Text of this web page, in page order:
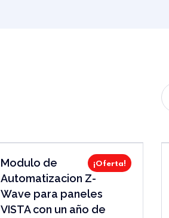
¡Oferta!
Modulo de
Automatizacion Z-
Wave para paneles
VISTA con un año de